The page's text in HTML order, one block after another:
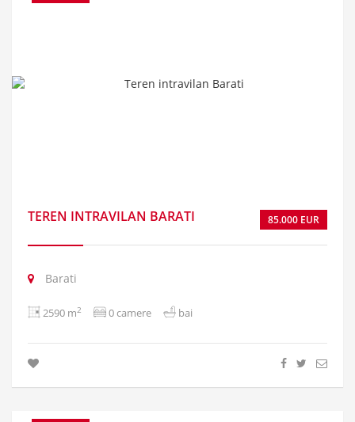
TEREN INTRAVILAN BARATI 85.000 EUR
Barati
2590 m2 0 camere bai